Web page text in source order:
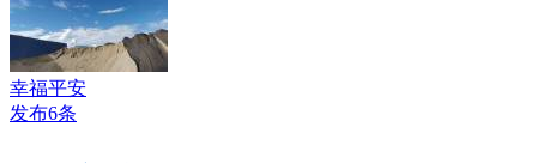
幸福平安
发布6条